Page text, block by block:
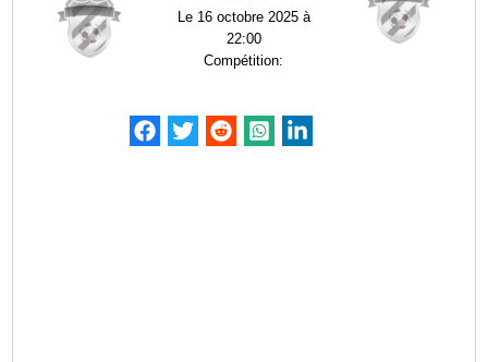
Le 16 octobre 2025 à
22:00
Compétition: